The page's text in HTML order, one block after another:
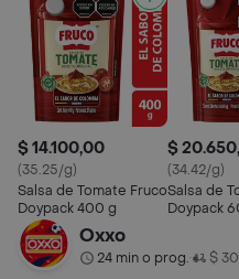
$ 14.100,00
(35.25/g)
Salsa de Tomate Fruco
Doypack 400 g
$
(34.42/g)
Salsa de
Doypack
Oxxo
24 min o prog.• $